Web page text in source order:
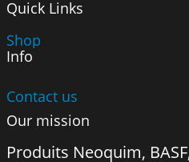
Quick Links
Shop
Info
Contact us
Our mission
Produits Neoquim,